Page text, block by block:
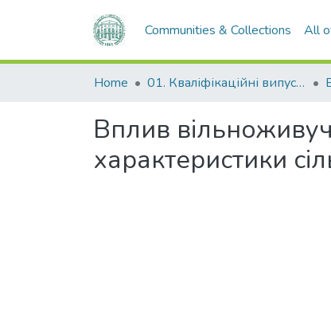
Communities & Collections All
Home 01. Кваліфікаційні випускні роботи здобувачів вищої освіти
Вплив
характеристики